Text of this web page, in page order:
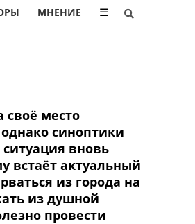
МНЕНИЕ ☰
своё место
синоптики
вновь
встаёт актуальный
из города на
из душной
провести